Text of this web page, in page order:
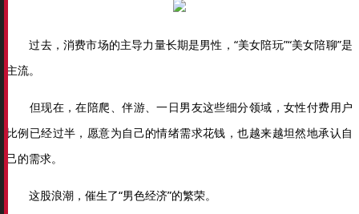
过去，消费市场的主导力量长期是男性，“美女陪玩”“美女陪聊”是
主流。
但现在，在陪爬、伴游、一日男友这些细分领域，女性付费用户
比例已经过半，愿意为自己的情绪需求花钱，也越来越坦然地承认自
己的需求。
这股浪潮，催生了“男色经济”的繁荣。